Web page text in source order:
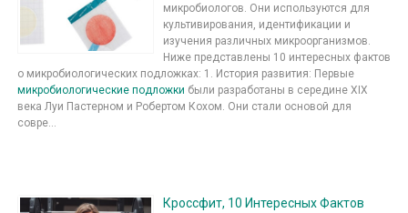
микробиологов. Они используются для
культивирования, идентификации и
изучения различных микроорганизмов.
Ниже представлены 10 интересных фактов
о микробиологических подложках: 1. История развития: Первые
микробиологические подложки были разработаны в середине XIX
века Луи Пастерном и Робертом Кохом. Они стали основой для
совре...
Кроссфит, 10 Интересных Фактов